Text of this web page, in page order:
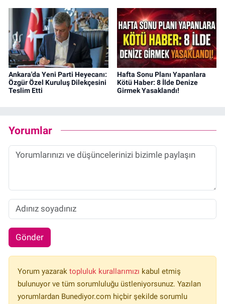
Ankara'da Yeni Parti Heyecanı:
Özgür Özel Kuruluş Dilekçesini
Teslim Etti
Hafta Sonu Planı Yapanlara
Kötü Haber: 8 İlde Denize
Girmek Yasaklandı!
Yorumlar
Gönder
Yorum yazarak topluluk kurallarımızı kabul etmiş
bulunuyor ve tüm sorumluluğu üstleniyorsunuz. Yazılan
yorumlardan Bunediyor.com hiçbir şekilde sorumlu